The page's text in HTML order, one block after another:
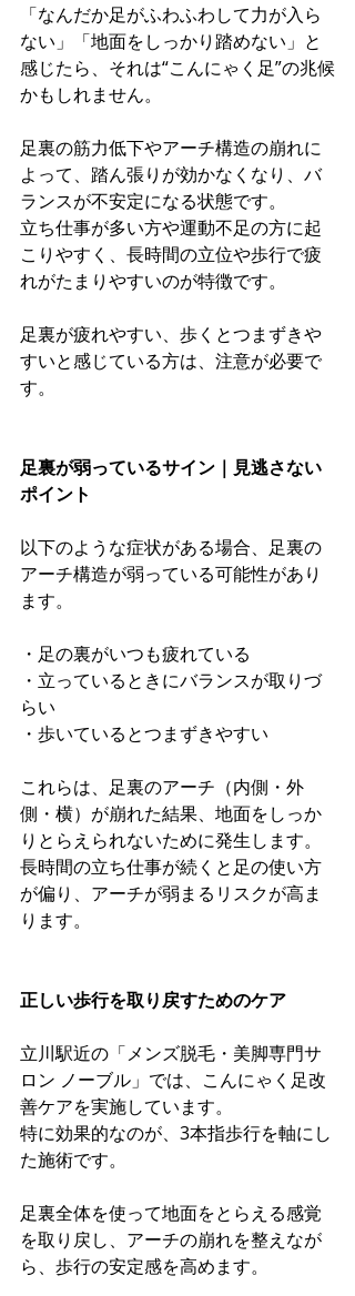
「なんだか足がふわふわして力が入ら
ない」「地面をしっかり踏めない」と
感じたら、それは“こんにゃく足”の兆候
かもしれません。
足裏の筋力低下やアーチ構造の崩れに
よって、踏ん張りが効かなくなり、バ
ランスが不安定になる状態です。
立ち仕事が多い方や運動不足の方に起
こりやすく、長時間の立位や歩行で疲
れがたまりやすいのが特徴です。
足裏が疲れやすい、歩くとつまずきや
すいと感じている方は、注意が必要で
す。
足裏が弱っているサイン｜見逃さない
ポイント
以下のような症状がある場合、足裏の
アーチ構造が弱っている可能性があり
ます。
・足の裏がいつも疲れている
・立っているときにバランスが取りづ
らい
・歩いているとつまずきやすい
これらは、足裏のアーチ（内側・外
側・横）が崩れた結果、地面をしっか
りとらえられないために発生します。
長時間の立ち仕事が続くと足の使い方
が偏り、アーチが弱まるリスクが高ま
ります。
正しい歩行を取り戻すためのケア
立川駅近の「メンズ脱毛・美脚専門サ
ロン ノーブル」では、こんにゃく足改
善ケアを実施しています。
特に効果的なのが、3本指歩行を軸にし
た施術です。
足裏全体を使って地面をとらえる感覚
を取り戻し、アーチの崩れを整えなが
ら、歩行の安定感を高めます。